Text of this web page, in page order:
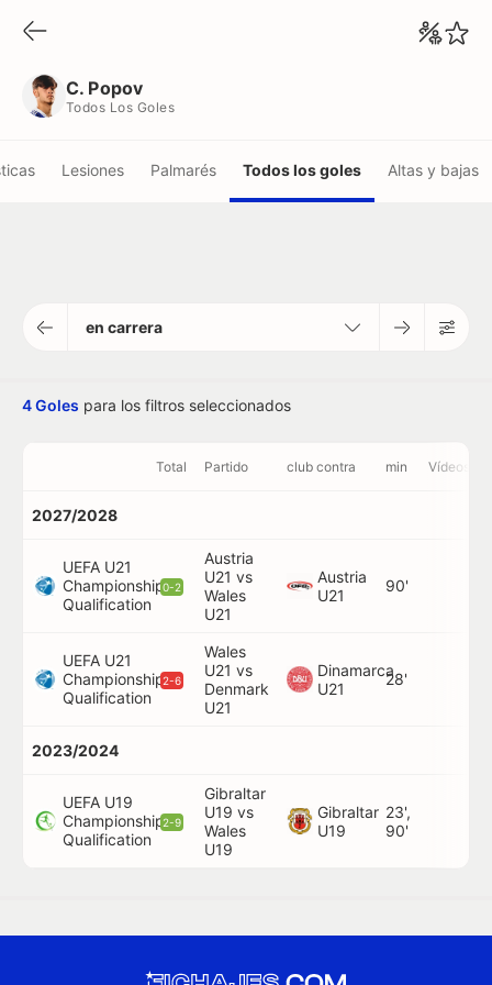
C. Popov
Todos Los Goles
Lesiones Palmarés Todos los goles Altas y bajas
en carrera
4 Goles para los filtros seleccionados
Total Partido club contra min Vídeos
2027/2028
UEFA U21
Championship
Qualification
0-2
Austria
U21 vs
Wales
U21
Austria
U21
90'
UEFA U21
Championship
Qualification
2-6
Wales
U21 vs
Denmark
U21
Dinamarca
U21
28'
2023/2024
UEFA U19
Championship
Qualification
2-9
Gibraltar
U19 vs
Wales
U19
Gibraltar
U19
23',
90'